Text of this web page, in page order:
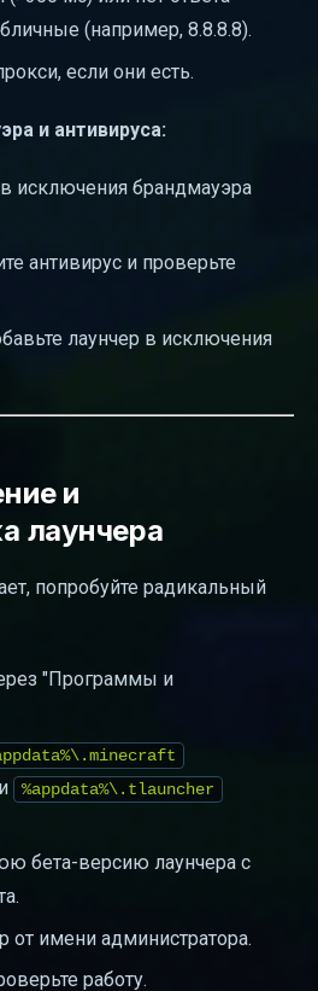
(например, 8.8.8.8).
если они есть.
и антивируса:
исключения брандмауэра
антивирус и проверьте
лаунчер в исключения
и
лаунчера
попробуйте радикальный
"Программы и
%appdata%\.tlauncher
бета-версию лаунчера с
от имени администратора.
работу.